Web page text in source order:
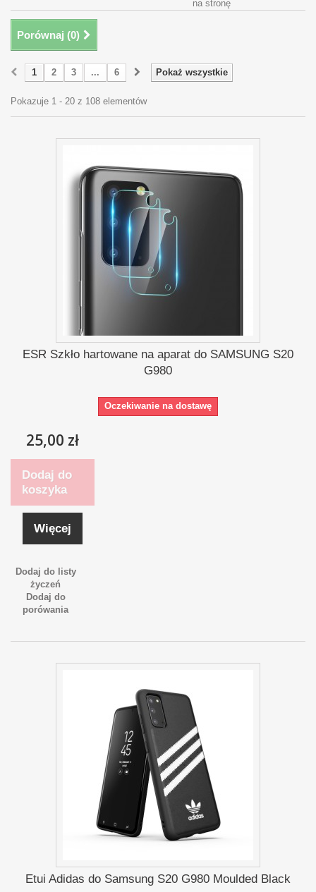
na stronę
Porównaj (0)
Pokaż wszystkie
1 2 3 ... 6
Pokazuje 1 - 20 z 108 elementów
ESR Szkło hartowane na aparat do SAMSUNG S20
G980
Oczekiwanie na dostawę
25,00 zł
Dodaj do
koszyka
Więcej
Dodaj do listy
życzeń
Dodaj do
porówania
Etui Adidas do Samsung S20 G980 Moulded Black